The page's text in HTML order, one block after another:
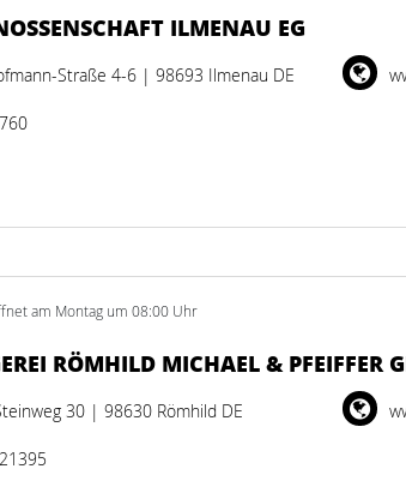
ILMENAU EG
Straße 4-6 | 98693 Ilmenau DE
am Montag um 08:00 Uhr
RÖMHILD MICHAEL & PFEIFFER
30 | 98630 Römhild DE